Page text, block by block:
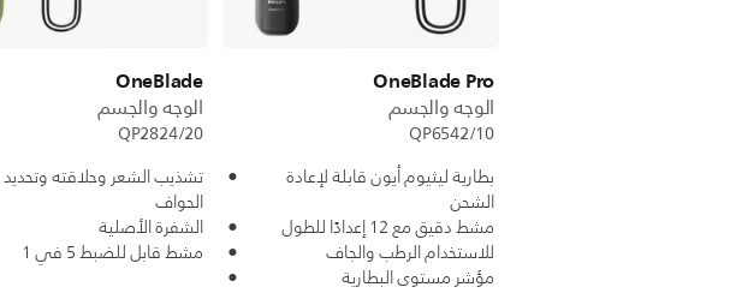
OneBlade Pro
الوجه والجسم
QP6542/10
بطارية ليثيوم أيون قابلة لإعادة
الشحن
مشط دقيق مع 12 إعدادًا للطول
للاستخدام الرطب والجاف
مؤشر مستوى البطارية
OneBlade
الوجه والجسم
QP2824/20
تشذيب الشعر وحلاقته وتحديد
الحواف
الشفرة الأصلية
مشط قابل للضبط 5 في 1